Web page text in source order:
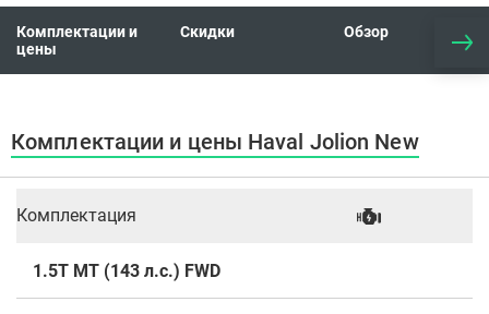
Комплектации и
цены
Скидки Обзор
Комплектации и цены Haval Jolion New
Комплектация
1.5T MT (143 л.с.) FWD